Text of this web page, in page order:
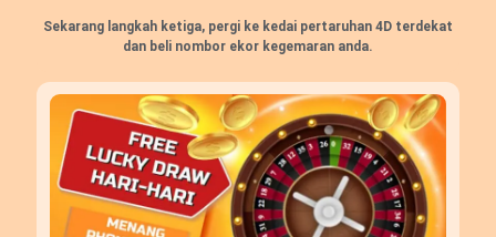
Sekarang langkah ketiga, pergi ke kedai pertaruhan 4D terdekat
dan beli nombor ekor kegemaran anda.